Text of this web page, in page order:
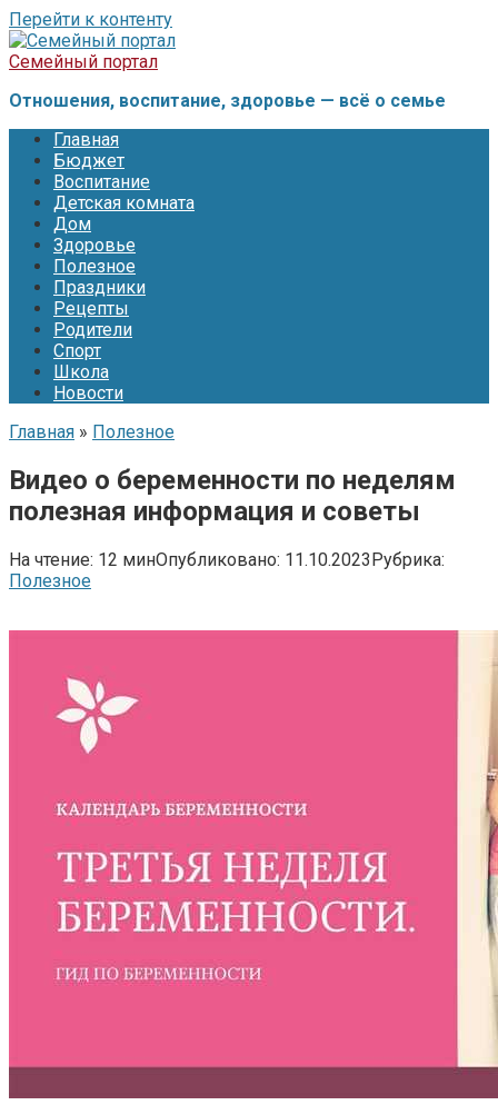
Перейти к контенту
Семейный портал
Отношения, воспитание, здоровье — всё о семье
Главная
Бюджет
Воспитание
Детская комната
Дом
Здоровье
Полезное
Праздники
Рецепты
Родители
Спорт
Школа
Новости
Главная » Полезное
Видео о беременности по неделям
полезная информация и советы
На чтение: 12 минОпубликовано: 11.10.2023Рубрика:
Полезное